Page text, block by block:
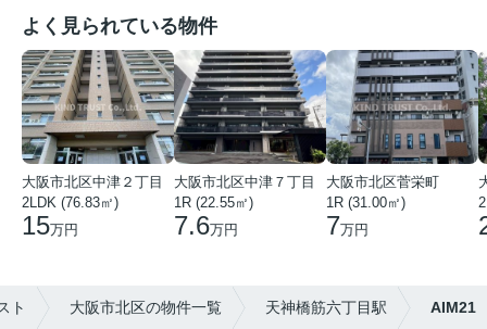
よく見られている物件
大阪市北区中津２丁目
2LDK (76.83㎡)
15万円
大阪市北区中津７丁目
1R (22.55㎡)
7.6万円
大阪市北区菅栄町
1R (31.00㎡)
7万円
ト 大阪市北区の物件一覧 天神橋筋六丁目駅 AIM21